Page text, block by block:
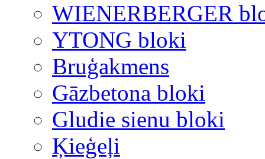
WIENERBERGER
YTONG bloki
Bruģakmens
Gāzbetona bloki
Gludie sienu bloki
Ķieģeļi